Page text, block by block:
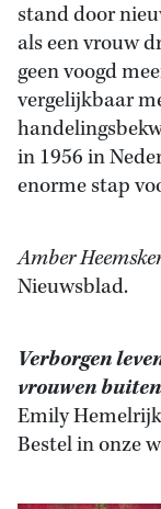
stand door
als een vrouw
geen voogd
vergelijkbaar
in 1956 in
enorme stap
Amber
Nieuwsblad.
Verborgen
vrouwen
Emily
Bestel in onze